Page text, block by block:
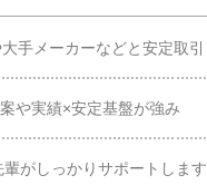
手メーカーなどと安定取引
や実績×安定基盤が強み
輩がしっかりサポートします